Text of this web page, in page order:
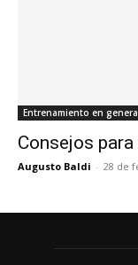
Entrenamiento en
Consejos
Augusto Baldi - 28 de